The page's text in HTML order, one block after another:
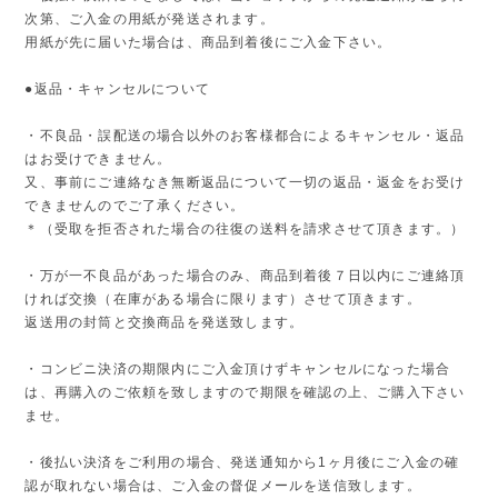
次第、ご入金の用紙が発送されます。
用紙が先に届いた場合は、商品到着後にご入金下さい。
●返品・キャンセルについて
・不良品・誤配送の場合以外のお客様都合によるキャンセル・返品
はお受けできません。
又、事前にご連絡なき無断返品について一切の返品・返金をお受け
できませんのでご了承ください。
＊（受取を拒否された場合の往復の送料を請求させて頂きます。）
・万が一不良品があった場合のみ、商品到着後７日以内にご連絡頂
ければ交換（在庫がある場合に限ります）させて頂きます。
返送用の封筒と交換商品を発送致します。
・コンビニ決済の期限内にご入金頂けずキャンセルになった場合
は、再購入のご依頼を致しますので期限を確認の上、ご購入下さい
ませ。
・後払い決済をご利用の場合、発送通知から1ヶ月後にご入金の確
認が取れない場合は、ご入金の督促メールを送信致します。